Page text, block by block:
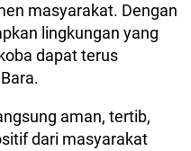
masyarakat. Dengan
lingkungan yang
dapat terus
aman, tertib,
dari masyarakat